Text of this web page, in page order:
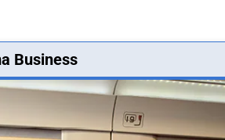
Business